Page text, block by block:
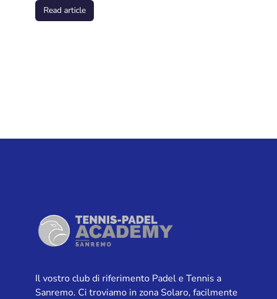
Read article
Il vostro club di riferimento Padel e Tennis a
Sanremo. Ci troviamo in zona Solaro, facilmente